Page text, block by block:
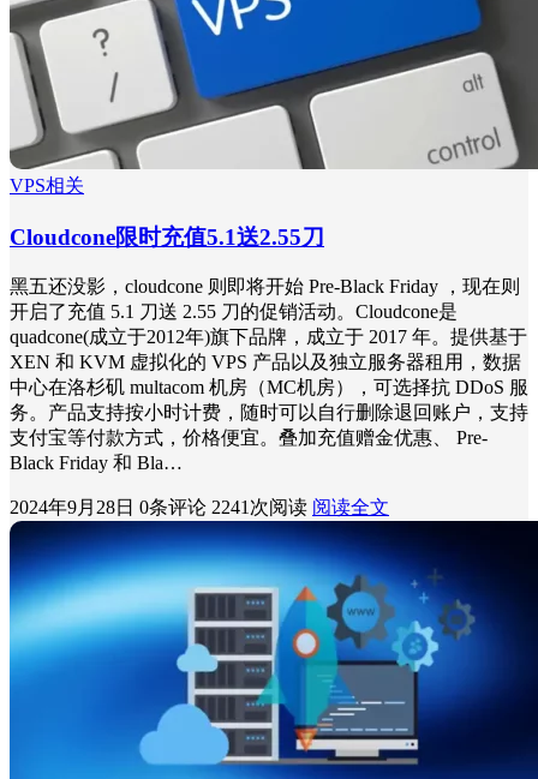
VPS相关
Cloudcone限时充值5.1送2.55刀
黑五还没影，cloudcone 则即将开始 Pre-Black Friday ，现在则
开启了充值 5.1 刀送 2.55 刀的促销活动。Cloudcone是
quadcone(成立于2012年)旗下品牌，成立于 2017 年。提供基于
XEN 和 KVM 虚拟化的 VPS 产品以及独立服务器租用，数据
中心在洛杉矶 multacom 机房（MC机房），可选择抗 DDoS 服
务。产品支持按小时计费，随时可以自行删除退回账户，支持
支付宝等付款方式，价格便宜。叠加充值赠金优惠、 Pre-
Black Friday 和 Bla…
2024年9月28日 0条评论 2241次阅读 阅读全文